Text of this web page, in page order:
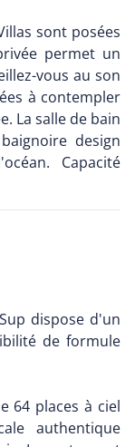
sont posées
permet un
vous au son
à contempler
La salle de bain
design
Capacité
dispose d'un
de formule
64 places à ciel
authentique